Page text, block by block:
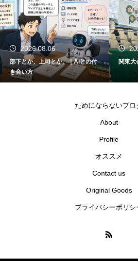
2026.08.06
部下とか、上司とか。｜AIとの付
き合い方
関東大
ためにならないブロ
About
Profile
オススメ
Contact us
Original Goods
プライバシーポリシ